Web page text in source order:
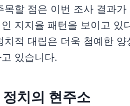
목할 점은 이번 조사 결과
지지율 패턴을 보이고 있
치적 대립은 더욱 첨예한
있습니다.
정치의 현주소